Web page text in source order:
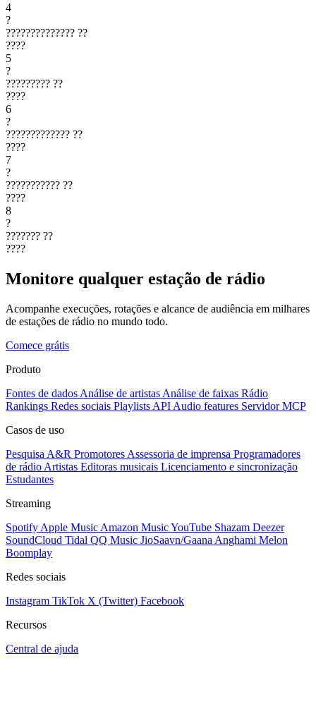
4
?
?????????????? ??
????
5
?
????????? ??
????
6
?
????????????? ??
????
7
?
??????????? ??
????
8
?
??????? ??
????
Monitore qualquer estação de rádio
Acompanhe execuções, rotações e alcance de audiência em milhares
de estações de rádio no mundo todo.
Comece grátis
Produto
Fontes de dados Análise de artistas Análise de faixas Rádio
Rankings Redes sociais Playlists API Audio features Servidor MCP
Casos de uso
Pesquisa A&R Promotores Assessoria de imprensa Programadores
de rádio Artistas Editoras musicais Licenciamento e sincronização
Estudantes
Streaming
Spotify Apple Music Amazon MusicYouTube Shazam Deezer
SoundCloud Tidal QQ Music JioSaavn/Gaana Anghami Melon
Boomplay
Redes sociais
Instagram TikTok X (Twitter) Facebook
Recursos
Central de ajuda